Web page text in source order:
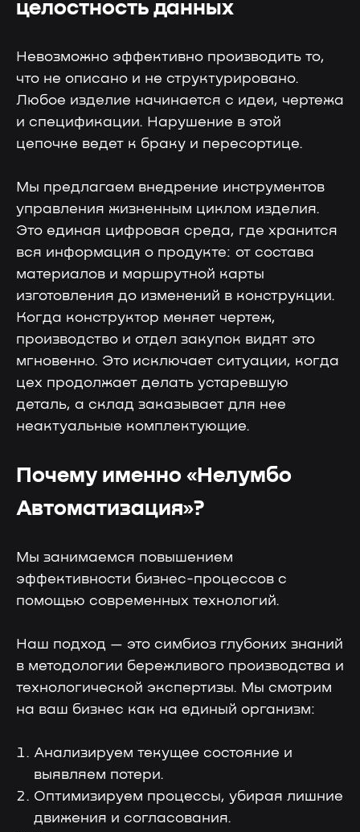
целостность данных
Невозможно эффективно производить то,
что не описано и не структурировано.
Любое изделие начинается с идеи, чертежа
и спецификации. Нарушение в этой
цепочке ведет к браку и пересортице.
Мы предлагаем внедрение инструментов
управления жизненным циклом изделия.
Это единая цифровая среда, где хранится
вся информация о продукте: от состава
материалов и маршрутной карты
изготовления до изменений в конструкции.
Когда конструктор меняет чертеж,
производство и отдел закупок видят это
мгновенно. Это исключает ситуации, когда
цех продолжает делать устаревшую
деталь, а склад заказывает для нее
неактуальные комплектующие.
Почему именно «Нелумбо
Автоматизация»?
Мы занимаемся повышением
эффективности бизнес-процессов с
помощью современных технологий.
Наш подход — это симбиоз глубоких знаний
в методологии бережливого производства и
технологической экспертизы. Мы смотрим
на ваш бизнес как на единый организм:
Анализируем текущее состояние и
выявляем потери.
Оптимизируем процессы, убирая лишние
движения и согласования.
и запуском коммуникаций
Чат поддержки
С ответом за 5 минут — для любых
технических вопросов
Отвечаем на вопросы